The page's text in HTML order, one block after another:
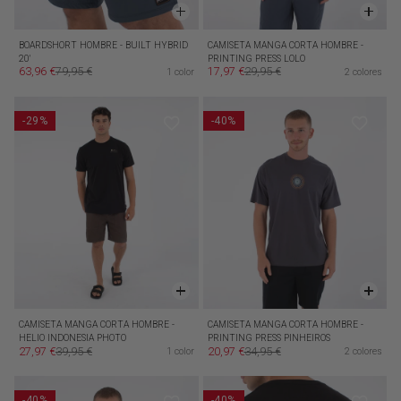
BOARDSHORT HOMBRE - BUILT HYBRID
20'
Precio de oferta
63,96 €Precio habitual
79,95 € 1 color
CAMISETA MANGA CORTA HOMBRE -
PRINTING PRESS LOLO
Precio de oferta
17,97 €Precio habitual
29,95 € 2 colores
-29%
CAMISETA MANGA CORTA HOMBRE -
HELIO INDONESIA PHOTO
Precio de oferta
27,97 €Precio habitual
39,95 € 1 color
-40%
CAMISETA MANGA CORTA HOMBRE -
PRINTING PRESS PINHEIROS
Precio de oferta
20,97 €Precio habitual
34,95 € 2 colores